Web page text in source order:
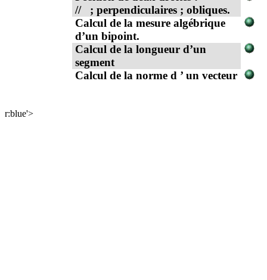
//
; perpendiculaires ; obliques.
Calcul de la mesure algébrique
d’un bipoint.
Calcul de la longueur d’un
segment
Calcul de la norme d ’un vecteur
r:blue'>